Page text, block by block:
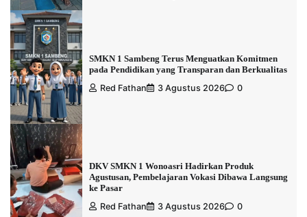
SMKN 1 Sambeng Terus Menguatkan Komitmen
pada Pendidikan yang Transparan dan Berkualitas
Red Fathan
3 Agustus 2026 0
DKV SMKN 1 Wonoasri Hadirkan Produk
Agustusan, Pembelajaran Vokasi Dibawa Langsung
ke Pasar
Red Fathan
3 Agustus 2026 0